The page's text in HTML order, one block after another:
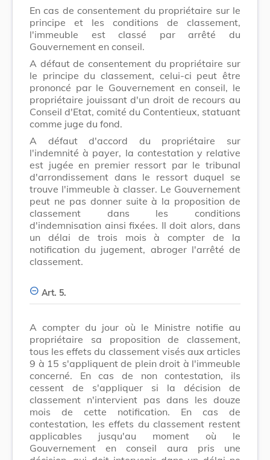
En cas de consentement du propriétaire sur le
principe et les conditions de classement,
l'immeuble est classé par arrêté du
Gouvernement en conseil.
A défaut de consentement du propriétaire sur
le principe du classement, celui-ci peut être
prononcé par le Gouvernement en conseil, le
propriétaire jouissant d'un droit de recours au
Conseil d'Etat, comité du Contentieux, statuant
comme juge du fond.
A défaut d'accord du propriétaire sur
l'indemnité à payer, la contestation y relative
est jugée en premier ressort par le tribunal
d'arrondissement dans le ressort duquel se
trouve l'immeuble à classer. Le Gouvernement
peut ne pas donner suite à la proposition de
classement dans les conditions
d'indemnisation ainsi fixées. Il doit alors, dans
un délai de trois mois à compter de la
notification du jugement, abroger l'arrêté de
classement.
Art. 5.
A compter du jour où le Ministre notifie au
propriétaire sa proposition de classement,
tous les effets du classement visés aux articles
9 à 15 s'appliquent de plein droit à l'immeuble
concerné. En cas de non contestation, ils
cessent de s'appliquer si la décision de
classement n'intervient pas dans les douze
mois de cette notification. En cas de
contestation, les effets du classement restent
applicables jusqu'au moment où le
Gouvernement en conseil aura pris une